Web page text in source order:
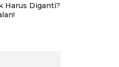
Harus Diganti?